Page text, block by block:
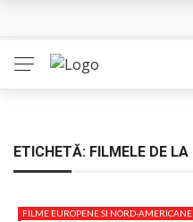
The Man Who Sold Air
Queer – Un Burroughs
ETICHETĂ: FILMELE DE
FILME EUROPENE SI NORD-AMERICANE